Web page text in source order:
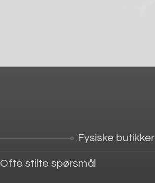
Fysiske butikker
Ofte stilte spørsmål